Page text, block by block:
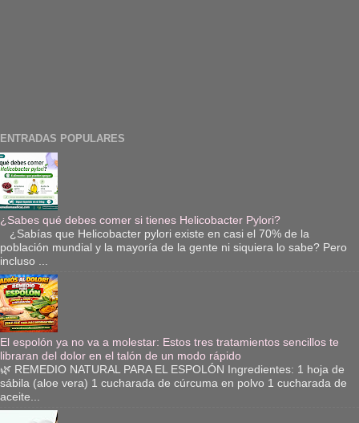
ENTRADAS POPULARES
¿Sabes qué debes comer si tienes Helicobacter Pylori?
¿Sabías que Helicobacter pylori existe en casi el 70% de la
población mundial y la mayoría de la gente ni siquiera lo sabe? Pero
incluso ...
El espolón ya no va a molestar: Estos tres tratamientos sencillos te
libraran del dolor en el talón de un modo rápido
🌿 REMEDIO NATURAL PARA EL ESPOLÓN Ingredientes: 1 hoja de
sábila (aloe vera) 1 cucharada de cúrcuma en polvo 1 cucharada de
aceite...